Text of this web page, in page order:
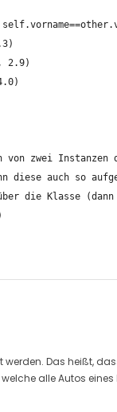
2.9)
zwei Instanzen
auch so
die Klasse (dann
Das heißt,
alle Autos